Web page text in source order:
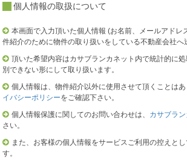
個人情報の取扱について
本画面で入力頂いた個人情報 (お名前、メールアドレ
件紹介のために物件の取り扱いをしている不動産会社へ
頂いた希望内容はカサブランカネット内で統計的に
別できない形にして取り扱います。
個人情報は、物件紹介以外に使用させて頂くことは
イバシーポリシーをご確認下さい。
個人情報保護に関してのお問い合わせは、 カサブラン
さい。
また、お客様の個人情報をサービスご利用の控えと
す。